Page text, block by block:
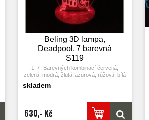
Beling 3D lampa,
Deadpool, 7 barevná
S119
1: 7- Barevných kombinací červená,
zelená, modrá, žlutá, azurová, růžová, bílá
rozsvítí jedna barva, stisknutím tlačítka se
další barva.
3: Automaticky režim změny barvy.
Stiskněte dotykové tlačítko na poslední
skladem
630,- Kč